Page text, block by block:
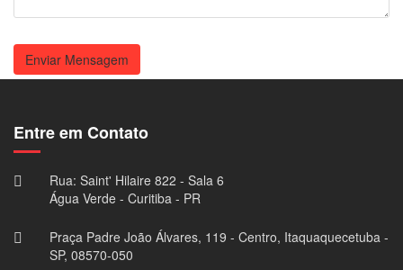
Enviar Mensagem
Entre em Contato
Rua: Saint' Hilaire 822 - Sala 6
Água Verde - Curitiba - PR
Praça Padre João Álvares, 119 - Centro, Itaquaquecetuba -
SP, 08570-050